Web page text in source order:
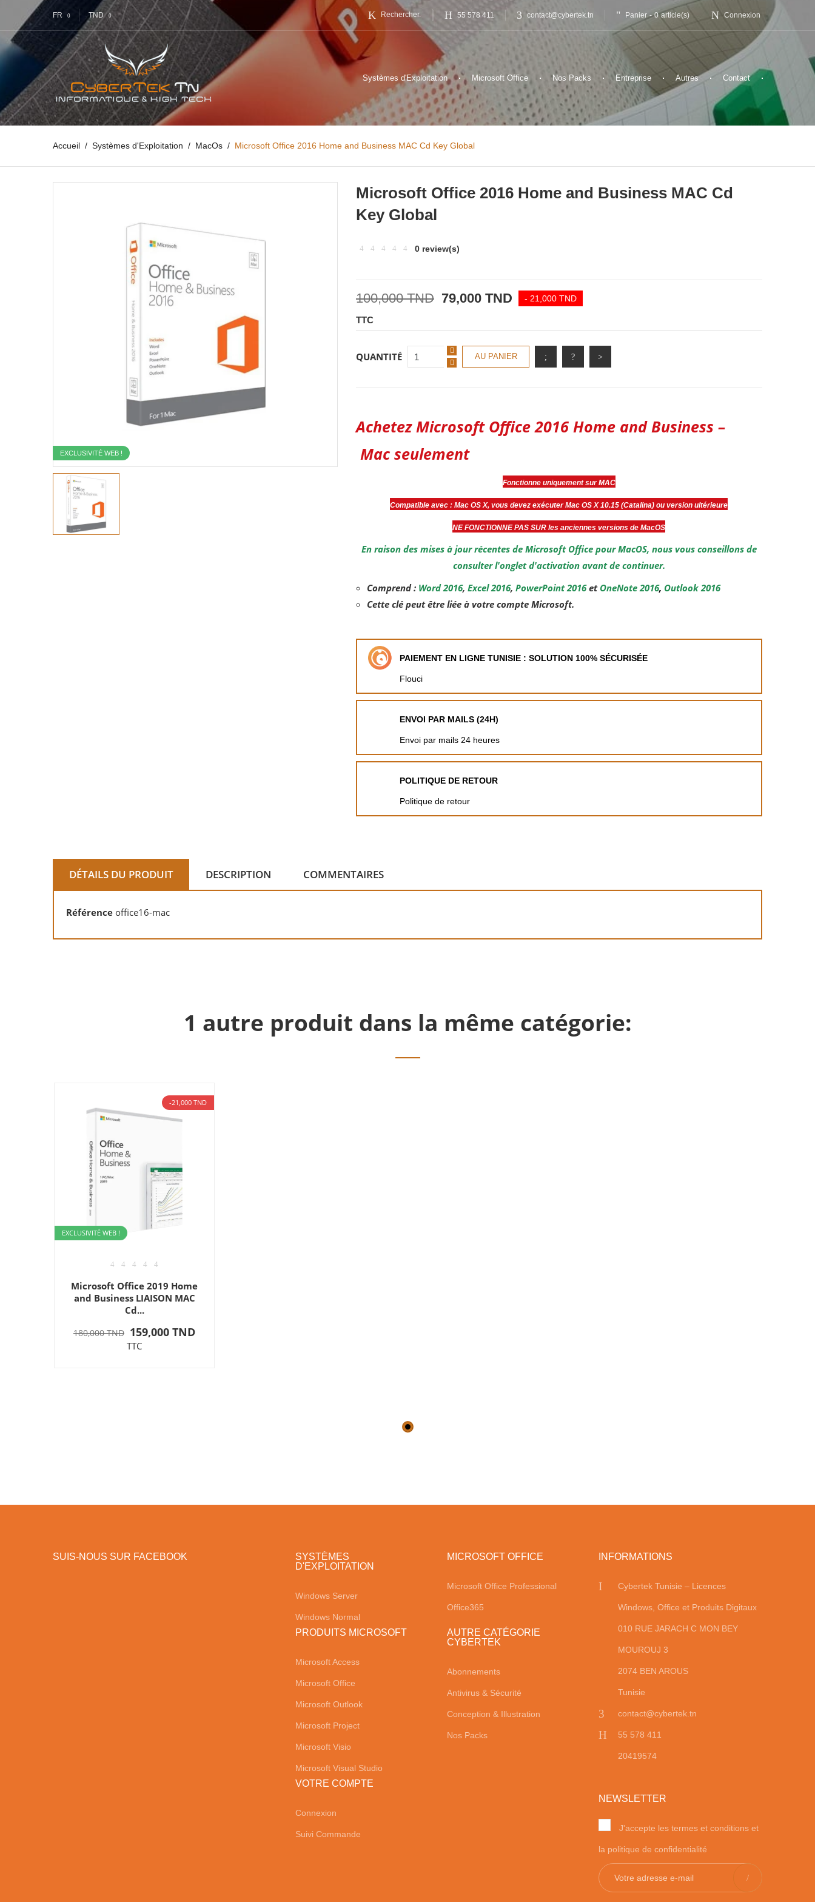
FR TND 55 578 411 contact@cybertek.tn Panier - 0 article(s) Connexion
Systèmes d'Exploitation Microsoft Office Nos Packs Entreprise Autres Contact
Accueil Systèmes d'Exploitation MacOs Microsoft Office 2016 Home and Business MAC Cd Key Global
EXCLUSIVITÉ WEB !
Microsoft Office 2016 Home and Business MAC Cd
Key Global
0 review(s)
100,000 TND 79,000 TND - 21,000 TND
TTC
QUANTITÉ AU PANIER
AchetezMicrosoft Office 2016 Home and Business –
Mac seulement
Fonctionne uniquement sur MAC
Compatible avec : Mac OS X, vous devez exécuter Mac OS X 10.15 (Catalina) ou version ultérieure
NE FONCTIONNE PAS SUR les anciennes versions de MacOS
En raison des mises à jour récentes de Microsoft Office pour MacOS, nous vous conseillons de
consulter l'onglet d'activation avant de continuer.
Comprend : Word 2016, Excel 2016, PowerPoint 2016et OneNote 2016, Outlook 2016
Cette clé peut être liée à votre compte Microsoft.
PAIEMENT EN LIGNE TUNISIE : SOLUTION 100% SÉCURISÉE
Flouci
ENVOI PAR MAILS (24H)
Envoi par mails 24 heures
POLITIQUE DE RETOUR
Politique de retour
DÉTAILS DU PRODUIT DESCRIPTION COMMENTAIRES
Référence office16-mac
1 autre produit dans la même catégorie:
-21,000 TND
EXCLUSIVITÉ WEB !
Microsoft Office 2019 Home
and Business LIAISON MAC
Cd...
180,000 TND 159,000 TND
TTC
SUIS-NOUS SUR FACEBOOK
SYSTÈMES
D'EXPLOITATION
Windows Server
Windows Normal
MICROSOFT OFFICE
Microsoft Office Professional
Office365
PRODUITS MICROSOFT
Microsoft Access
Microsoft Office
Microsoft Outlook
Microsoft Project
Microsoft Visio
Microsoft Visual Studio
AUTRE CATÉGORIE
CYBERTEK
Abonnements
Antivirus & Sécurité
Conception & Illustration
Nos Packs
VOTRE COMPTE
Connexion
Suivi Commande
INFORMATIONS
Cybertek Tunisie – Licences
Windows, Office et Produits Digitaux
010 RUE JARACH C MON BEY
MOUROUJ 3
2074 BEN AROUS
Tunisie
contact@cybertek.tn
55 578 411
20419574
NEWSLETTER
J'accepte les termes et conditions et
la politique de confidentialité